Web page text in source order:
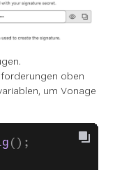
oben
um Vonage
();